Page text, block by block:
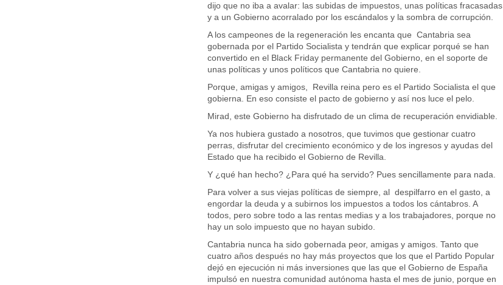
dijo que no iba a avalar: las subidas de impuestos, unas políticas fracasadas
y a un Gobierno acorralado por los escándalos y la sombra de corrupción.
A los campeones de la regeneración les encanta que Cantabria sea
gobernada por el Partido Socialista y tendrán que explicar porqué se han
convertido en el Black Friday permanente del Gobierno, en el soporte de
unas políticas y unos políticos que Cantabria no quiere.
Porque, amigas y amigos, Revilla reina pero es el Partido Socialista el que
gobierna. En eso consiste el pacto de gobierno y así nos luce el pelo.
Mirad, este Gobierno ha disfrutado de un clima de recuperación envidiable.
Ya nos hubiera gustado a nosotros, que tuvimos que gestionar cuatro
perras, disfrutar del crecimiento económico y de los ingresos y ayudas del
Estado que ha recibido el Gobierno de Revilla.
Y ¿qué han hecho? ¿Para qué ha servido? Pues sencillamente para nada.
Para volver a sus viejas políticas de siempre, al despilfarro en el gasto, a
engordar la deuda y a subirnos los impuestos a todos los cántabros. A
todos, pero sobre todo a las rentas medias y a los trabajadores, porque no
hay un solo impuesto que no hayan subido.
Cantabria nunca ha sido gobernada peor, amigas y amigos. Tanto que
cuatro años después no hay más proyectos que los que el Partido Popular
dejó en ejecución ni más inversiones que las que el Gobierno de España
impulsó en nuestra comunidad autónoma hasta el mes de junio, porque en